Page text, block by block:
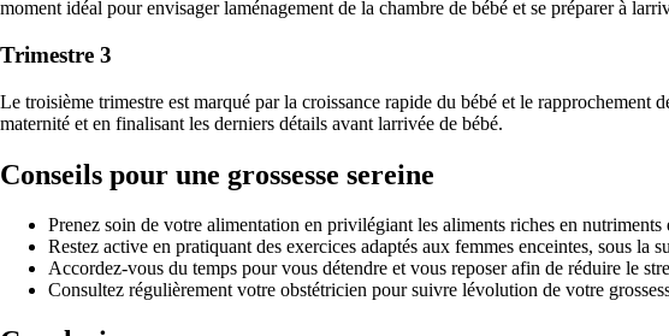
moment idéal pour envisager laménagement de la chambre de bébé et se préparer à
Trimestre 3
Le troisième trimestre est marqué par la croissance rapide du bébé et le
maternité et en finalisant les derniers détails avant larrivée de bébé.
Conseils pour une grossesse sereine
Prenez soin de votre alimentation en privilégiant les aliments riches en
Restez active en pratiquant des exercices adaptés aux femmes enceintes, sous la
Accordez-vous du temps pour vous détendre et vous reposer afin de réduire le
Consultez régulièrement votre obstétricien pour suivre lévolution de votre